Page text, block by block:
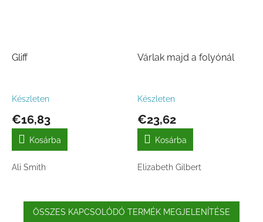
Gliff
Készleten
€16,83
Kosárba
Ali Smith
Várlak majd a folyónál
Készleten
€23,62
Kosárba
Elizabeth Gilbert
ÖSSZES KAPCSOLÓDÓ TERMÉK MEGJELENÍTÉSE